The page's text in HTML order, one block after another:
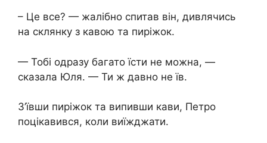
– Це все? — жалібно спитав він, дивлячись
на склянку з кавою та пиріжок.
— Тобі одразу багато їсти не можна, —
сказала Юля. — Ти ж давно не їв.
З’ївши пиріжок та випивши кави, Петро
поцікавився, коли виїжджати.